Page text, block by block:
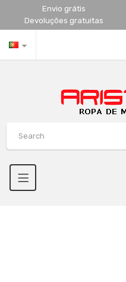
Envio grátis
Devoluções gratuitas